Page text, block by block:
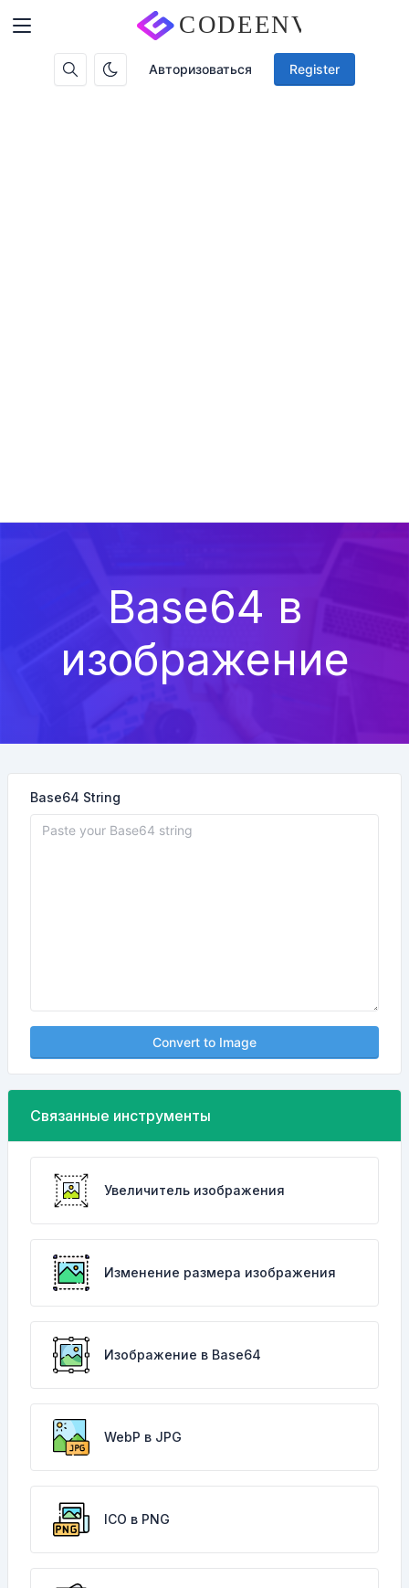
Авторизоваться Register
Base64 в
изображение
Base64 String
Convert to Image
Связанные инструменты
Увеличитель изображения
Изменение размера изображения
Изображение в Base64
WebP в JPG
ICO в PNG